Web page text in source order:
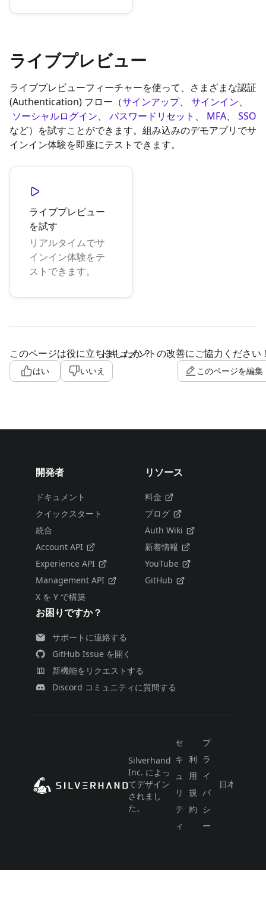
ライブプレビュー
ライブプレビューフィーチャーを使って、さまざまな認証
(Authentication) フロー（サインアップ、 サインイン、
ソーシャルログイン、 パスワードリセット 、 MFA、
SSO
など）を試すことができます。組み込みのデモアプリでサ
インイン体験を即座にテストできます。
ライブプレビュー
を試す
リアルタイムでサ
インイン体験をテ
ストできます。
このページは役に立ちましたか？
はい いいえ
ドキュメントの改善にご協力ください
このページを編集
開発者
ドキュメント
クイックスタート
統合
Account API
Experience API
Management API
X を Y で構築
リソース
料金
ブログ
Auth Wiki
新着情報
YouTube
GitHub
お困りですか？
サポートに連絡する
GitHub Issue を開く
新機能をリクエストする
Discord コミュニティに質問する
Silverhand
Inc. によっ
てデザイン
されまし
た。
セ
キ
ュ
リ
テ
ィ
利
用
規
約
プ
ラ
イ
バ
シ
ー
日本語